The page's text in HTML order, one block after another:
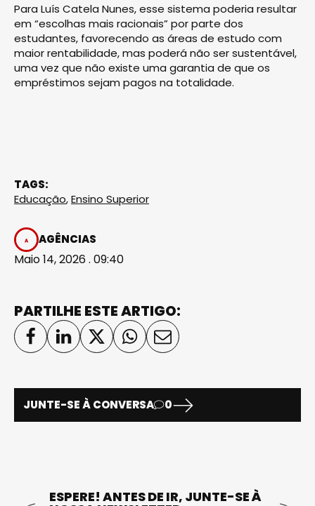
Para Luís Catela Nunes, esse sistema poderia resultar
em “escolhas mais racionais” por parte dos
estudantes, favorecendo as áreas de estudo com
maior rentabilidade, mas poderá não ser sustentável,
uma vez que não existe uma garantia de que os
empréstimos sejam pagos na totalidade.
TAGS:
Educação,Ensino Superior
AGÊNCIAS
Maio 14, 2026 . 09:40
PARTILHE ESTE ARTIGO:
JUNTE-SE À CONVERSA 0
ESPERE! ANTES DE IR, JUNTE-SE À